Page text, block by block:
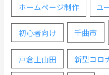
ホームページ制作 ユ
初心者向け 千曲市
戸倉上山田 新型コロ